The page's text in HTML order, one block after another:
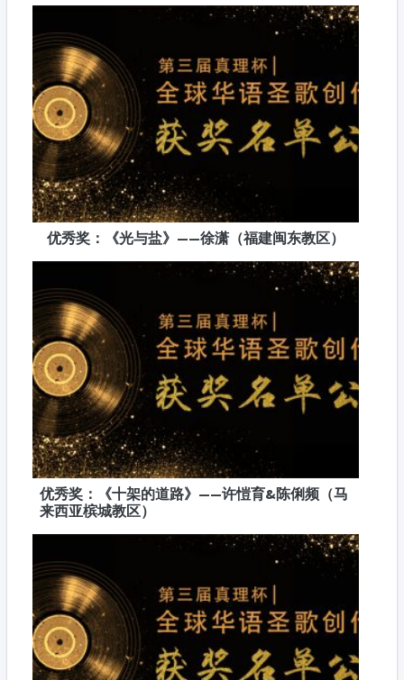
优秀奖：《光与盐》——徐潇（福建闽东教区）
优秀奖：《十架的道路》——许愷育&陈俐频（马
来西亚槟城教区）